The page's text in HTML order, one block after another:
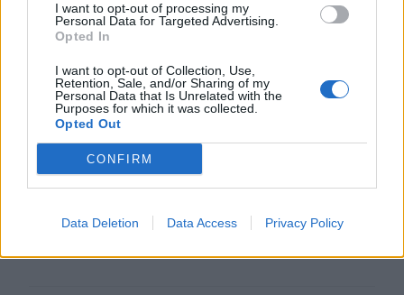
I want to opt-out of processing my
Personal Data for Targeted Advertising.
Opted In
I want to opt-out of Collection, Use,
Retention, Sale, and/or Sharing of my
Personal Data that Is Unrelated with the
Purposes for which it was collected.
Opted Out
CONFIRM
Data Deletion Data Access Privacy Policy
διαδικασίες
Τα πρωτοσέλιδα των εφημερίδων της Κυριακής
ΕΛΛAΔΑ 07:38
Τα πρωτοσέλιδα των εφημερίδων
Τα πρωτοσέλιδα των
εφημερίδων της Κυριακής
Τουρισμός: Με θετικό πρόσημο έως τώρα, παρά τα
ΕΛΛAΔΑ 23:21
έως τώρα, παρά τα